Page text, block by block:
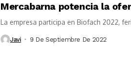
Mercabarna potencia la
La empresa participa en Biofach 2022,
Javi 9 De Septiembre De 2022